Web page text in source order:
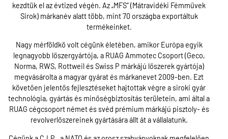
kezdtük el az évtized végén. Az „MFS“ (Mátravidéki Fémművek
Sirok) márkanév alatt több, mint 70 országba exportáltuk
termékeinket.
Nagy mérföldkő volt cégünk életében, amikor Európa egyik
legnagyobb lőszergyártója, a RUAG Ammotec Csoport (Geco,
Norma, RWS, Rottweil és Swiss P márkájú lőszerek gyártója)
megvásárolta a magyar gyárat és márkanevet 2009-ben. Ezt
követően jelentős fejlesztéseket hajtottak végre a siroki gyár
technológia, gyártás és minőségbiztosítás területein, ami által a
RUAG cégcsoport német és svéd prémium márkájú pisztoly- és
revolverlőszereinek gyártására állt át a vállalatunk.